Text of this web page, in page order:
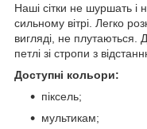
Наші сітки не шуршать і
сильному вітрі. Легко
вигляді, не плутаються.
петлі зі стропи з
Доступні кольори:
піксель;
мультикам;